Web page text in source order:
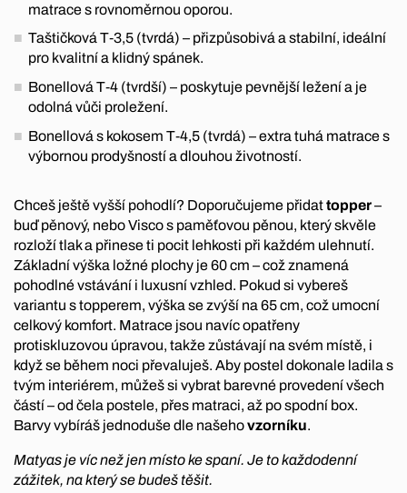
matrace s rovnoměrnou oporou.
Taštičková T‑3,5 (tvrdá) – přizpůsobivá a stabilní, ideální
pro kvalitní a klidný spánek.
Bonellová T‑4 (tvrdší) – poskytuje pevnější ležení a je
odolná vůči proležení.
Bonellová s kokosem T‑4,5 (tvrdá) – extra tuhá matrace s
výbornou prodyšností a dlouhou životností.
Chceš ještě vyšší pohodlí? Doporučujeme přidattopper–
buď pěnový, nebo Visco s paměťovou pěnou, který skvěle
rozloží tlak a přinese ti pocit lehkosti při každém ulehnutí.
Základní výška ložné plochy je 60 cm – což znamená
pohodlné vstávání i luxusní vzhled. Pokud si vybereš
variantu s topperem, výška se zvýší na 65 cm, což umocní
celkový komfort. Matrace jsou navíc opatřeny
protiskluzovou úpravou, takže zůstávají na svém místě, i
když se během noci převaluješ. Aby postel dokonale ladila s
tvým interiérem, můžeš si vybrat barevné provedení všech
částí – od čela postele, přes matraci, až po spodní box.
Barvy vybíráš jednoduše dle našehovzorníku.
Matyas je víc než jen místo ke spaní. Je to každodenní
zážitek, na který se budeš těšit.